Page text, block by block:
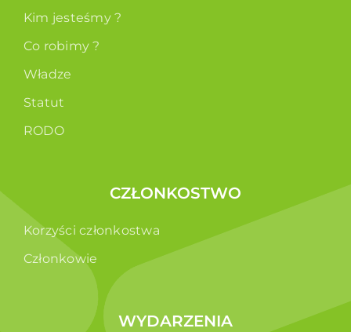
Kim jesteśmy ?
Co robimy ?
Władze
Statut
RODO
CZŁONKOSTWO
Korzyści członkostwa
Członkowie
WYDARZENIA